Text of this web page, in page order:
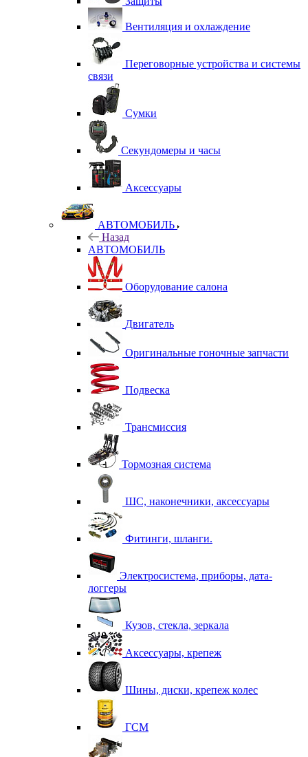
Вентиляция и охлаждение
Переговорные устройства и системы
связи
Сумки
Секундомеры и часы
Аксессуары
АВТОМОБИЛЬ
Назад
АВТОМОБИЛЬ
Оборудование салона
Двигатель
Оригинальные гоночные запчасти
Подвеска
Трансмиссия
Тормозная система
ШС, наконечники, аксессуары
Фитинги, шланги.
Электросистема, приборы, дата-
логгеры
Кузов, стекла, зеркала
Аксессуары, крепеж
Шины, диски, крепеж колес
ГСМ